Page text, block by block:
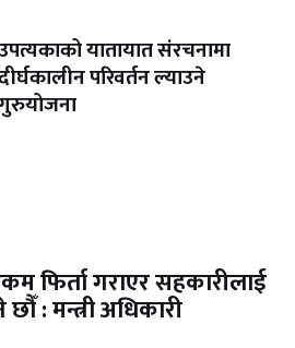
यातायात संरचनामा
परिवर्तन ल्याउने
फिर्ता गराएर सहकारीलाई
: मन्त्री अधिकारी